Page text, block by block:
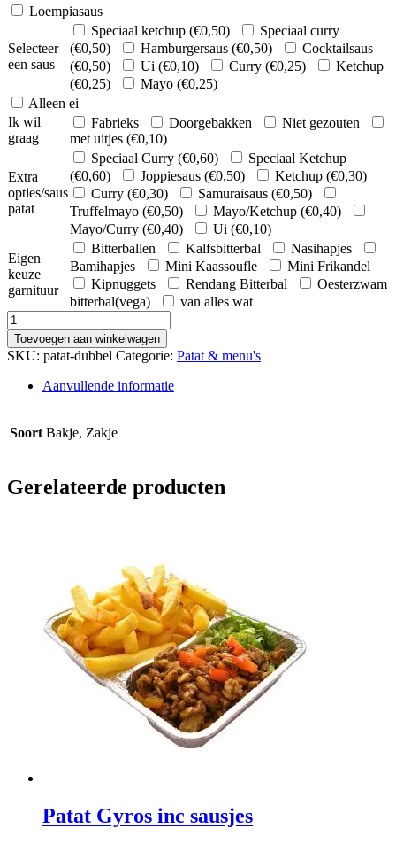
Loempiasaus
Selecteer
een saus
Speciaal ketchup (€0,50)
Speciaal curry
(€0,50) Hamburgersaus (€0,50)
Cocktailsaus
(€0,50) Ui (€0,10) Curry (€0,25)
Ketchup
(€0,25) Mayo (€0,25)
Alleen ei
Ik wil
graag
Fabrieks Doorgebakken
Niet gezouten
met uitjes (€0,10)
Extra
opties/saus
patat
Speciaal Curry (€0,60)
Speciaal Ketchup
(€0,60) Joppiesaus (€0,50) Ketchup (€0,30)
Curry (€0,30) Samuraisaus (€0,50)
Truffelmayo (€0,50) Mayo/Ketchup (€0,40)
Mayo/Curry (€0,40) Ui (€0,10)
Eigen
keuze
garnituur
Bitterballen Kalfsbitterbal
Nasihapjes
Bamihapjes
Mini Kaassoufle
Mini Frikandel
Kipnuggets
Rendang Bitterbal
Oesterzwam
bitterbal(vega)
van alles wat
Patat
Dubbel
aantal
Toevoegen aan winkelwagen
SKU: patat-dubbel Categorie: Patat & menu's
Aanvullende informatie
Soort Bakje, Zakje
Gerelateerde producten
Patat Gyros inc sausjes